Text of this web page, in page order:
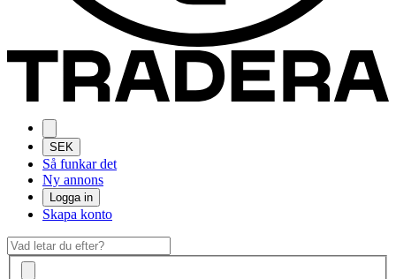
SEK
Så funkar det
Ny annons
Logga in
Skapa konto